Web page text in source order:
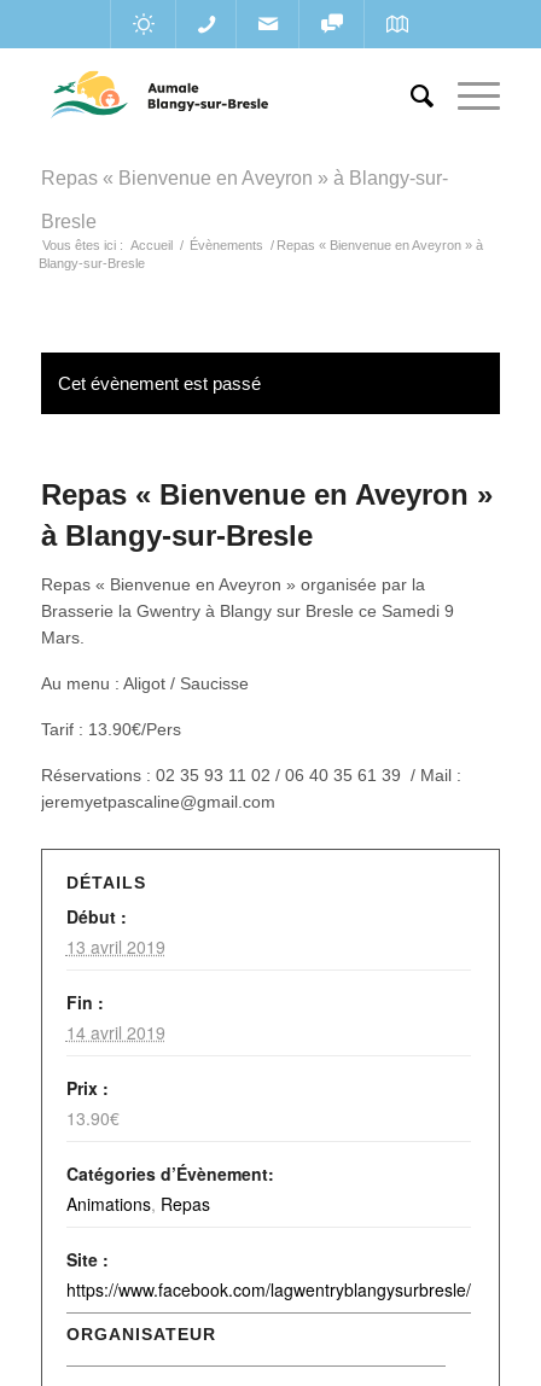
Repas « Bienvenue en Aveyron » à Blangy-sur-
Bresle
Vous êtes ici : Accueil / Évènements / Repas « Bienvenue en Aveyron » à
Blangy-sur-Bresle
Cet évènement est passé
Repas « Bienvenue en Aveyron »
à Blangy-sur-Bresle
Repas « Bienvenue en Aveyron » organisée par la
Brasserie la Gwentry à Blangy sur Bresle ce Samedi 9
Mars.
Au menu : Aligot / Saucisse
Tarif : 13.90€/Pers
Réservations : 02 35 93 11 02 / 06 40 35 61 39 / Mail :
jeremyetpascaline@gmail.com
DÉTAILS
Début :
13 avril 2019
Fin :
14 avril 2019
Prix :
13.90€
Catégories d’Évènement:
Animations, Repas
Site :
https://www.facebook.com/lagwentryblangysurbresle/
ORGANISATEUR